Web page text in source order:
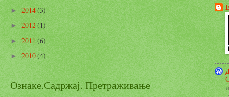
►2014(3)
►2012(1)
►2011(6)
►2010(4)
Ознаке.Садржај. Претраживање